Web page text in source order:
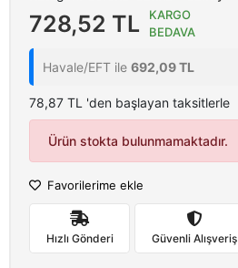
728,52 TL
KARGO
BEDAVA
Havale/EFT ile 692,09 TL
78,87 TL 'den başlayan taksitlerle
Ürün stokta bulunmamaktadır.
Favorilerime ekle
Hızlı Gönderi Güvenli Alışveriş